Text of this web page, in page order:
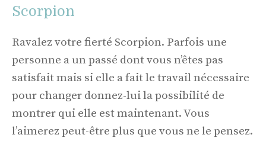
Scorpion
Ravalez votre fierté Scorpion. Parfois une
personne a un passé dont vous n’êtes pas
satisfait mais si elle a fait le travail nécessaire
pour changer donnez-lui la possibilité de
montrer qui elle est maintenant. Vous
l’aimerez peut-être plus que vous ne le pensez.